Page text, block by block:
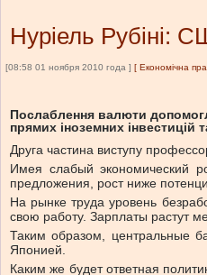
Нуріель Рубіні:
[08:58 01 ноября 2010 года ] [ Економічна
Послаблення валюти
прямих іноземних інвестицій
Друга частина виступу
Имея слабый экономический
предложения, рост ниже
На рынке труда уровень
свою работу. Зарплаты растут
Таким образом, центральные
Японией.
Каким же будет ответная